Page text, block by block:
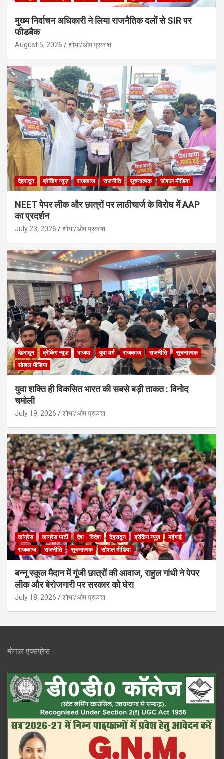
मुख्य निर्वाचन अधिकारी ने लिया राजनैतिक दलों से SIR पर
फीडबैक
August 5, 2026 शोभा/ओम प्रकाश
देहरादून ब्रेकिंग न्यूज़ राजकाज राजनीति सूचनात्मक सोशल मीडिया
NEET पेपर लीक और छात्रों पर लाठीचार्ज के विरोध में AAP
का प्रदर्शन
July 23, 2026 शोभा/ओम प्रकाश
देहरादून ब्रेकिंग न्यूज़ भाजपा युवा वर्ग राजकाज राजनीति
सूचनात्मक
सोशल मीडिया
युवा शक्ति ही विकसित भारत की सबसे बड़ी ताकत : विनोद
चमोली
July 19, 2026 शोभा/ओम प्रकाश
कांग्रेस काग्रेस पार्टी देश - विदेश देहरादून ब्रेकिंग न्यूज़
महंगाई
राजकाज
राजनीति सूचनात्मक सोशल मीडिया
बन्नू स्कूल मैदान में गूंजी छात्रों की आवाज, राहुल गांधी ने पेपर
लीक और बेरोजगारी पर सरकार को घेरा
July 18, 2026 शोभा/ओम प्रकाश
मोनाल एक्सप्रेस